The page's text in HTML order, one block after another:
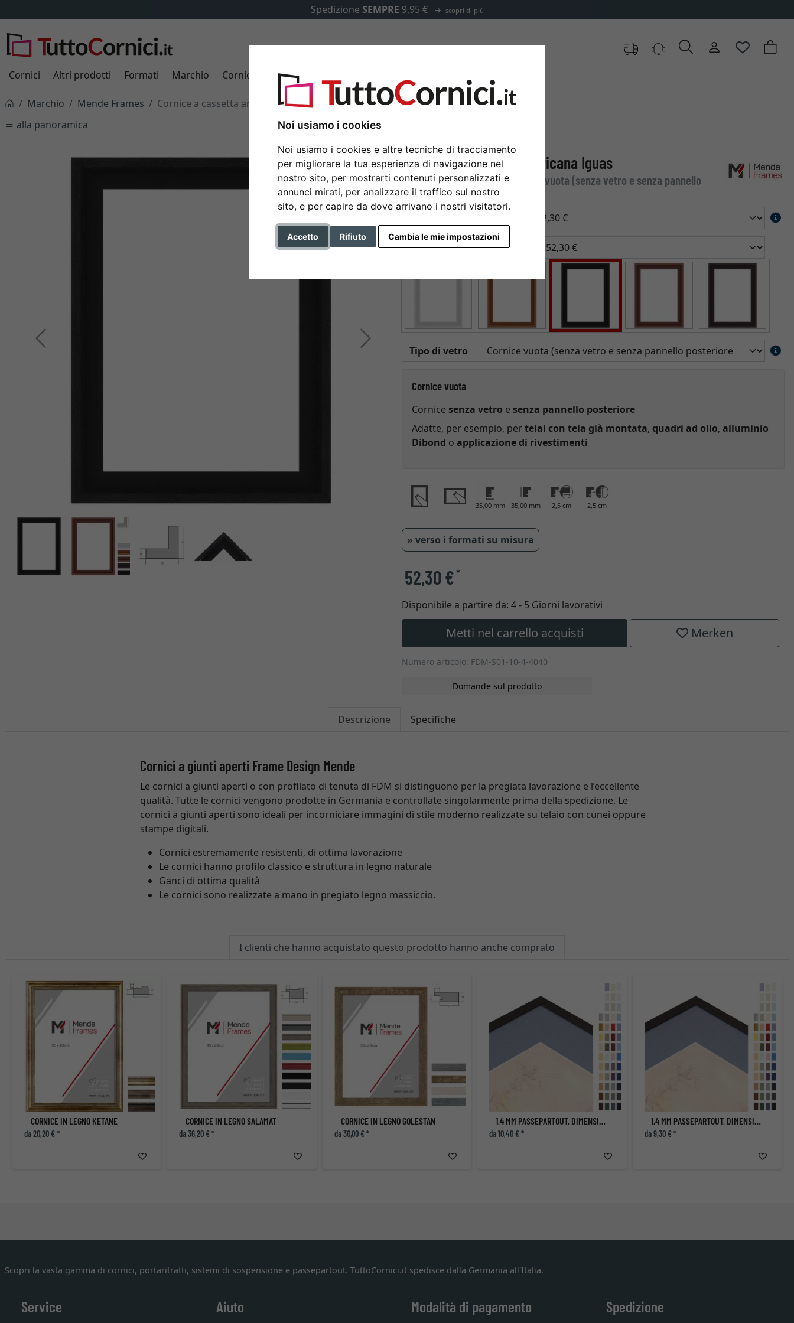
Noi usiamo i cookies
Noi usiamo i cookies e altre tecniche di tracciamento
per migliorare la tua esperienza di navigazione nel
nostro sito, per mostrarti contenuti personalizzati e
annunci mirati, per analizzare il traffico sul nostro
sito, e per capire da dove arrivano i nostri visitatori.
Accetto Rifiuto Cambia le mie impostazioni
Spedizione SEMPRE9,95 € scopri di più
Cornici Altri prodotti Formati Marchio Cornici su misura
Marchio Mende Frames
Cornice a cassetta americana Iguas
alla panoramica
Indietro Avanti
Cornice a cassetta americana Iguas
40x40 cm | nero opaco | Cornice vuota (senza vetro e senza pannello
posteriore)
Colore
Tipo di vetro
Cornice vuota
Cornice senza vetro e senza pannello posteriore
Adatte, per esempio, per telai con tela già montata, quadri ad olio, alluminio
Dibond o applicazione di rivestimenti
35,00 mm 35,00 mm 2,5 cm 2,5 cm
» verso i formati su misura
52,30 €*
Disponibile a partire da: 4 - 5 Giorni lavorativi
Metti nel carrello acquisti Merken
Numero articolo: FDM-S01-10-4-4040
Domande sul prodotto
Descrizione Specifiche
Cornici a giunti aperti Frame Design Mende
Le cornici a giunti aperti o con profilato di tenuta di FDM si distinguono per la pregiata lavorazione e l’eccellente
qualità. Tutte le cornici vengono prodotte in Germania e controllate singolarmente prima della spedizione. Le
cornici a giunti aperti sono ideali per incorniciare immagini di stile moderno realizzate su telaio con cunei oppure
stampe digitali.
Cornici estremamente resistenti, di ottima lavorazione
Le cornici hanno profilo classico e struttura in legno naturale
Ganci di ottima qualità
Le cornici sono realizzate a mano in pregiato legno massiccio.
I clienti che hanno acquistato questo prodotto hanno anche comprato
CORNICE IN LEGNO KETANE
da 20,20 € *
CORNICE IN LEGNO SALAMAT
da 36,20 € *
CORNICE IN LEGNO GOLESTAN
da 30,00 € * da 10,40 € * da 9,30 € *
Scopri la vasta gamma di cornici, portaritratti, sistemi di sospensione e passepartout. TuttoCornici.it spedisce dalla Germania all'Italia.
Service Aiuto Modalità di pagamento Spedizione